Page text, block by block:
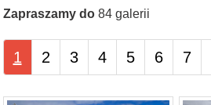
Zapraszamy do84 galerii
1 2 3 4 5 6 7